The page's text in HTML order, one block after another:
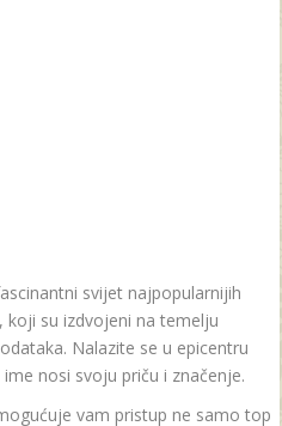
svijet najpopularnijih
koji su izdvojeni na temelju
Nalazite se u epicentru
nosi svoju priču i značenje.
vam pristup ne samo top